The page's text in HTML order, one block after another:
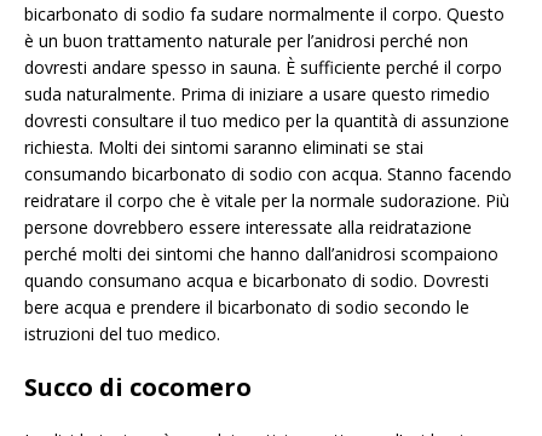
bicarbonato di sodio fa sudare normalmente il corpo. Questo
è un buon trattamento naturale per l’anidrosi perché non
dovresti andare spesso in sauna. È sufficiente perché il corpo
suda naturalmente. Prima di iniziare a usare questo rimedio
dovresti consultare il tuo medico per la quantità di assunzione
richiesta. Molti dei sintomi saranno eliminati se stai
consumando bicarbonato di sodio con acqua. Stanno facendo
reidratare il corpo che è vitale per la normale sudorazione. Più
persone dovrebbero essere interessate alla reidratazione
perché molti dei sintomi che hanno dall’anidrosi scompaiono
quando consumano acqua e bicarbonato di sodio. Dovresti
bere acqua e prendere il bicarbonato di sodio secondo le
istruzioni del tuo medico.
Succo di cocomero